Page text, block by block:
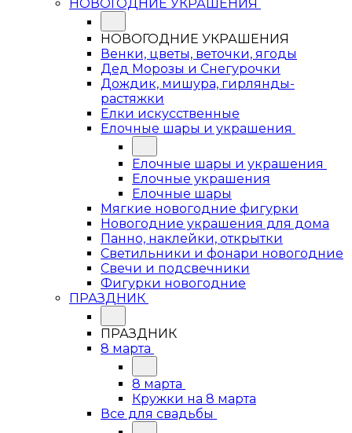
НОВОГОДНИЕ УКРАШЕНИЯ
НОВОГОДНИЕ УКРАШЕНИЯ
Венки, цветы, веточки, ягоды
Дед Морозы и Снегурочки
Дождик, мишура, гирлянды-
растяжки
Елки искусственные
Елочные шары и украшения
Елочные шары и украшения
Елочные украшения
Елочные шары
Мягкие новогодние фигурки
Новогодние украшения для дома
Панно, наклейки, открытки
Светильники и фонари новогодние
Свечи и подсвечники
Фигурки новогодние
ПРАЗДНИК
ПРАЗДНИК
8 марта
8 марта
Кружки на 8 марта
Все для свадьбы